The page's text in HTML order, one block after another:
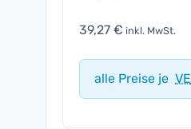
39,27 € inkl. MwSt.
alle Preise je VE